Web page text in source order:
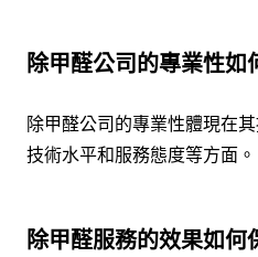
除甲醛公司的專業性如
除甲醛公司的專業性體現在
技術水平和服務態度等方面。
除甲醛服務的效果如何